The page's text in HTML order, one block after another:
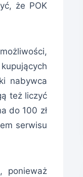
że POK
nabywca
też liczyć
do 100 zł
serwisu
ponieważ